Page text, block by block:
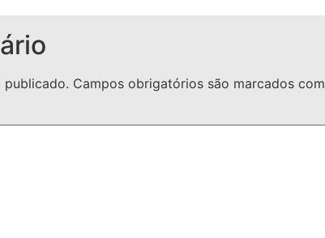
publicado. Campos obrigatórios são marcados com